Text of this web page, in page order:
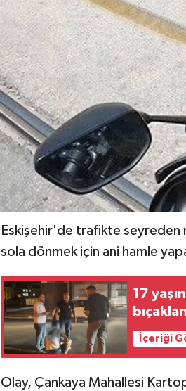
Eskişehir'de trafikte
sola dönmek için ani hamle
17
İçeriği
Olay, Çankaya Mahallesi